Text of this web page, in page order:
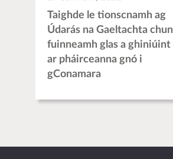
Taighde le tionscnamh ag
Údarás na Gaeltachta chun
fuinneamh glas a ghiniúint
ar pháirceanna gnó i
gConamara